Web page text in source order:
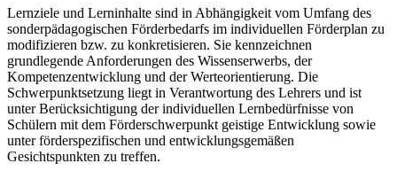
Lernziele und Lerninhalte sind in Abhängigkeit vom Umfang des
sonderpädagogischen Förderbedarfs im individuellen Förderplan zu
modifizieren bzw. zu konkretisieren. Sie kennzeichnen
grundlegende Anforderungen des Wissenserwerbs, der
Kompetenzentwicklung und der Werteorientierung. Die
Schwerpunktsetzung liegt in Verantwortung des Lehrers und ist
unter Berücksichtigung der individuellen Lernbedürfnisse von
Schülern mit dem Förderschwerpunkt geistige Entwicklung sowie
unter förderspezifischen und entwicklungsgemäßen
Gesichtspunkten zu treffen.